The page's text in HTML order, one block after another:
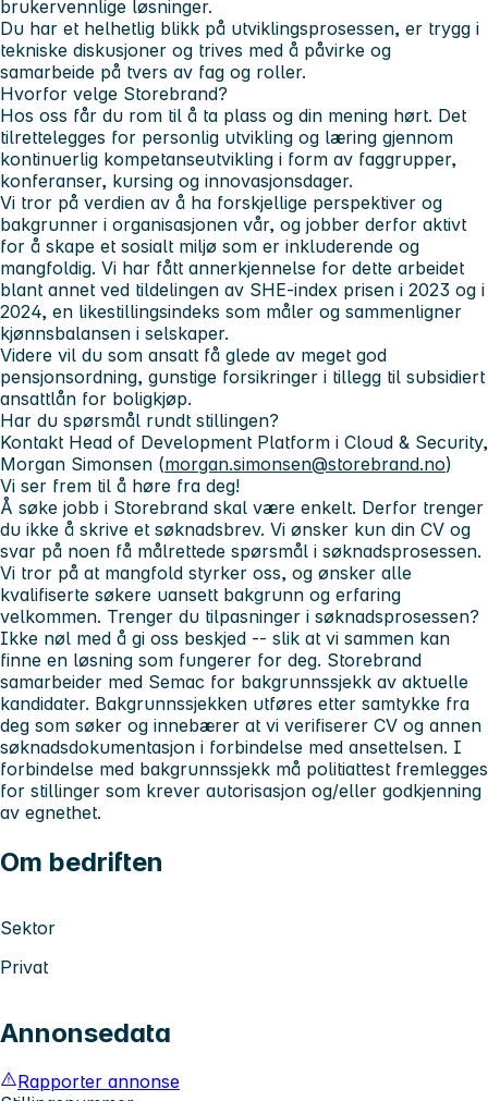
brukervennlige løsninger.
Du har et helhetlig blikk på utviklingsprosessen, er trygg i
tekniske diskusjoner og trives med å påvirke og
samarbeide på tvers av fag og roller.
Hvorfor velge Storebrand?
Hos oss får du rom til å ta plass og din mening hørt. Det
tilrettelegges for personlig utvikling og læring gjennom
kontinuerlig kompetanseutvikling i form av faggrupper,
konferanser, kursing og innovasjonsdager.
Vi tror på verdien av å ha forskjellige perspektiver og
bakgrunner i organisasjonen vår, og jobber derfor aktivt
for å skape et sosialt miljø som er inkluderende og
mangfoldig. Vi har fått annerkjennelse for dette arbeidet
blant annet ved tildelingen av SHE-index prisen i 2023 og i
2024, en likestillingsindeks som måler og sammenligner
kjønnsbalansen i selskaper.
Videre vil du som ansatt få glede av meget god
pensjonsordning, gunstige forsikringer i tillegg til subsidiert
ansattlån for boligkjøp.
Har du spørsmål rundt stillingen?
Kontakt Head of Development Platform i Cloud & Security,
Morgan Simonsen (morgan.simonsen@storebrand.no)
Vi ser frem til å høre fra deg!
Å søke jobb i Storebrand skal være enkelt. Derfor trenger
du ikke å skrive et søknadsbrev. Vi ønsker kun din CV og
svar på noen få målrettede spørsmål i søknadsprosessen.
Vi tror på at mangfold styrker oss, og ønsker alle
kvalifiserte søkere uansett bakgrunn og erfaring
velkommen. Trenger du tilpasninger i søknadsprosessen?
Ikke nøl med å gi oss beskjed -- slik at vi sammen kan
finne en løsning som fungerer for deg. Storebrand
samarbeider med Semac for bakgrunnssjekk av aktuelle
kandidater. Bakgrunnssjekken utføres etter samtykke fra
deg som søker og innebærer at vi verifiserer CV og annen
søknadsdokumentasjon i forbindelse med ansettelsen. I
forbindelse med bakgrunnssjekk må politiattest fremlegges
for stillinger som krever autorisasjon og/eller godkjenning
av egnethet.
Om bedriften
Sektor
Privat
Annonsedata
Rapporter annonse